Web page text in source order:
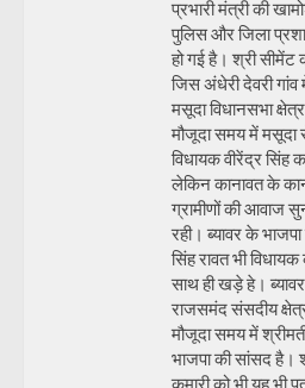
प्रभारी मंत्री की
पुलिस और जिला
हो गई है। श्री सीमेंट
जिस अंधेरी देवरी गांव
मसूदा विधानसभा
मौजूदा समय में मसूदा
विधायक वीरेंद्र सिंह
लेकिन कानावत के
ग्रामीणों की आवाज
रही। ब्यावर के
सिंह रावत भी
साथ ही खड़े हे।
राजसमंद संसदीय
मौजूदा समय में
भाजपा की सांसद है।